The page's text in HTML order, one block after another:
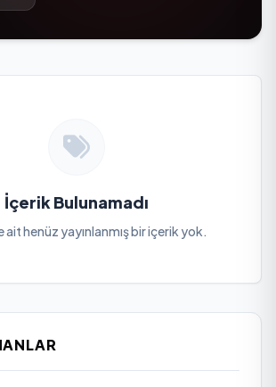
İçerik Bulunamadı
ait henüz yayınlanmış bir içerik yok.